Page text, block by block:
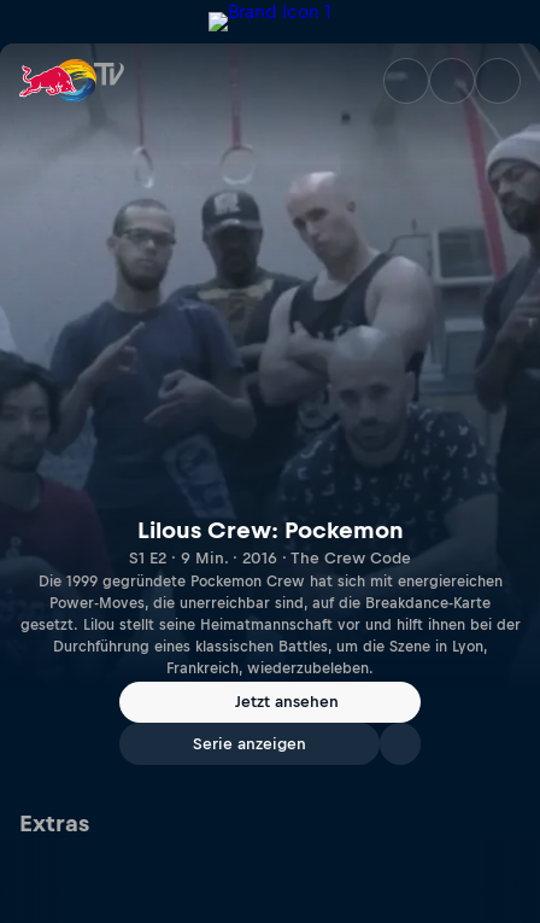
Lilous Crew: Pockemon | Red
Lilous Crew: Pockemon
S1 E2 · 9 Min. · 2016 · The Crew Code
Die 1999 gegründete Pockemon Crew hat sich mit energiereichen
Power-Moves, die unerreichbar sind, auf die Breakdance-Karte
gesetzt. Lilou stellt seine Heimatmannschaft vor und hilft ihnen bei der
Durchführung eines klassischen Battles, um die Szene in Lyon,
Frankreich, wiederzubeleben.
Jetzt ansehen
Serie anzeigen
Extras